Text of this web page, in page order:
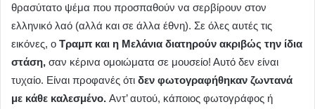
θρασύτατο ψέμα που προσπαθούν να σερβίρουν στον
ελληνικό λαό (αλλά και σε άλλα έθνη). Σε όλες αυτές τις
εικόνες, ο Τραμπ και η Μελάνια διατηρούν ακριβώς την ίδια
στάση, σαν κέρινα ομοιώματα σε μουσείο! Αυτό δεν είναι
τυχαίο. Είναι προφανές ότι δεν φωτογραφήθηκαν ζωντανά
με κάθε καλεσμένο. Αντ’ αυτού, κάποιος φωτογράφος ή